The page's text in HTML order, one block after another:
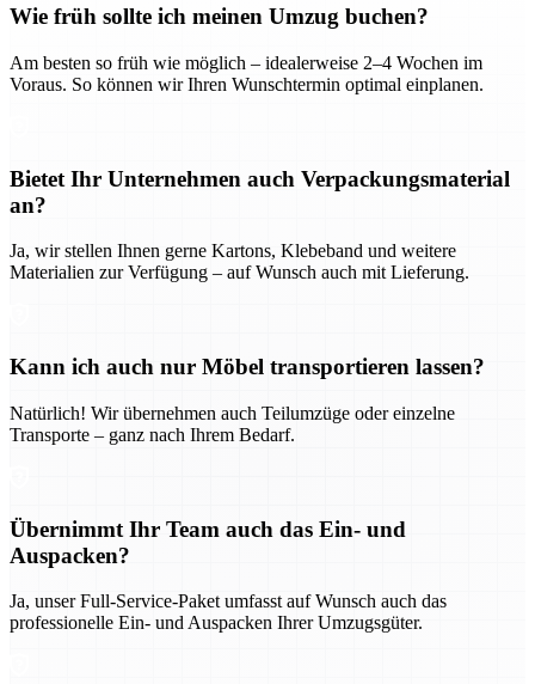
Wie früh sollte ich meinen Umzug buchen?
Am besten so früh wie möglich – idealerweise 2–4 Wochen im
Voraus. So können wir Ihren Wunschtermin optimal einplanen.
Bietet Ihr Unternehmen auch Verpackungsmaterial
an?
Ja, wir stellen Ihnen gerne Kartons, Klebeband und weitere
Materialien zur Verfügung – auf Wunsch auch mit Lieferung.
Kann ich auch nur Möbel transportieren lassen?
Natürlich! Wir übernehmen auch Teilumzüge oder einzelne
Transporte – ganz nach Ihrem Bedarf.
Übernimmt Ihr Team auch das Ein- und
Auspacken?
Ja, unser Full-Service-Paket umfasst auf Wunsch auch das
professionelle Ein- und Auspacken Ihrer Umzugsgüter.